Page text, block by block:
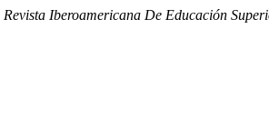
Revista Iberoamericana De Educación